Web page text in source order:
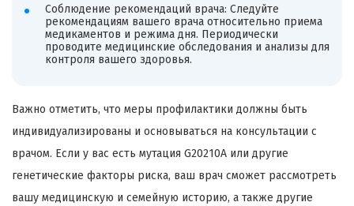
Соблюдение рекомендаций врача: Следуйте
рекомендациям вашего врача относительно приема
медикаментов и режима дня. Периодически
проводите медицинские обследования и анализы для
контроля вашего здоровья.
Важно отметить, что меры профилактики должны быть
индивидуализированы и основываться на консультации с
врачом. Если у вас есть мутация G20210A или другие
генетические факторы риска, ваш врач сможет рассмотреть
вашу медицинскую и семейную историю, а также другие